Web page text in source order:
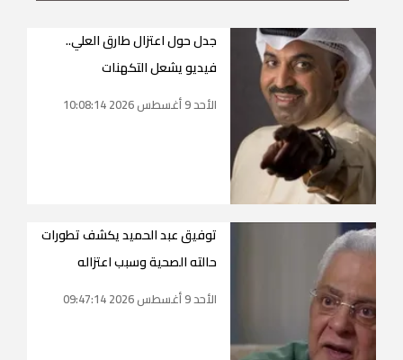
جدل حول اعتزال طارق العلي..
فيديو يشعل التكهنات
الأحد 9 أغسطس 2026 10:08:14
توفيق عبد الحميد يكشف تطورات
حالته الصحية وسبب اعتزاله
الأحد 9 أغسطس 2026 09:47:14